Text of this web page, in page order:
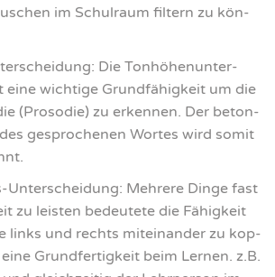
im Schul­raum fil­tern zu kön­
Die Ton­hö­hen­un­ter­
eine wich­ti­ge Grund­fä­hig­keit um die
(Pro­so­die) zu erken­nen. Der beton­
gespro­che­nen Wor­tes wird somit
Unter­schei­dung: Meh­re­re Din­ge fast
zu leis­ten bedeu­te­te die Fähig­keit
links und rechts mit­ein­an­der zu kop­
Grund­fer­tig­keit beim Ler­nen. z.B.